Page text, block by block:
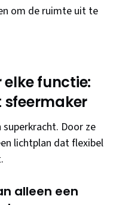
om de ruimte uit te
elke functie:
Door ze
lichtplan dat flexibel
alleen een